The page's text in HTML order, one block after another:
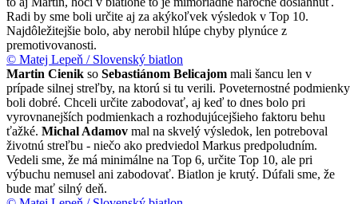
Radi by sme boli určite aj za akýkoľvek výsledok v Top 10.
Najdôležitejšie bolo, aby nerobil hlúpe chyby plynúce z
premotivovanosti.
© Matej Lepeň / Slovenský biatlon
Martin Cienik so Sebastiánom Belicajom mali šancu len v
prípade silnej streľby, na ktorú si tu verili. Poveternostné podmienky
boli dobré. Chceli určite zabodovať, aj keď to dnes bolo pri
vyrovnanejších podmienkach a rozhodujúcejšieho faktoru behu
ťažké. Michal Adamov mal na skvelý výsledok, len potreboval
životnú streľbu - niečo ako predviedol Markus predpoludním.
Vedeli sme, že má minimálne na Top 6, určite Top 10, ale pri
výbuchu nemusel ani zabodovať. Biatlon je krutý. Dúfali sme, že
bude mať silný deň.